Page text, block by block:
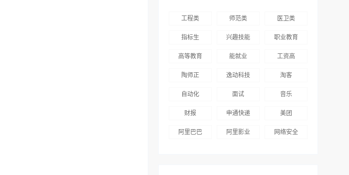
工程类 师范类 医卫类
指标生 兴趣技能 职业教育
高等教育 能就业 工资高
陶师正 逸动科技 淘客
自动化 面试 音乐
财报 申通快递 美团
阿里巴巴 阿里影业 网络安全